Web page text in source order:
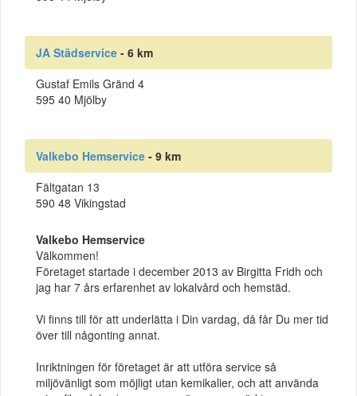
JA Städservice - 6 km
Gustaf Emils Gränd 4
595 40 Mjölby
Valkebo Hemservice - 9 km
Fältgatan 13
590 48 Vikingstad
Valkebo Hemservice
Välkommen!
Företaget startade i december 2013 av Birgitta Fridh och
jag har 7 års erfarenhet av lokalvård och hemstäd.
Vi finns till för att underlätta i Din vardag, då får Du mer tid
över till någonting annat.
Inriktningen för företaget är att utföra service så
miljövänligt som möjligt utan kemikalier, och att använda